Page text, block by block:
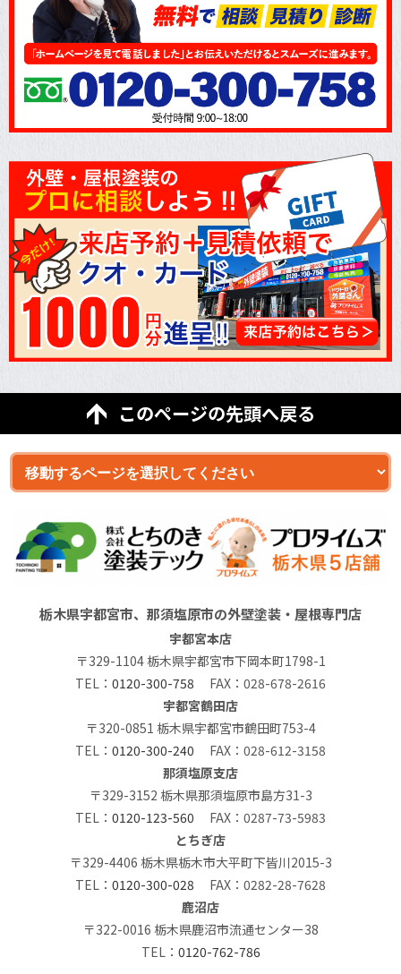
このページの先頭へ戻る
栃木県宇都宮市、那須塩原市の外壁塗装・屋根専門店
宇都宮本店
〒329-1104 栃木県宇都宮市下岡本町1798-1
TEL： 0120-300-758 FAX：028-678-2616
宇都宮鶴田店
〒320-0851 栃木県宇都宮市鶴田町753-4
TEL： 0120-300-240 FAX：028-612-3158
那須塩原支店
〒329-3152 栃木県那須塩原市島方31-3
TEL： 0120-123-560 FAX：0287-73-5983
とちぎ店
〒329-4406 栃木県栃木市大平町下皆川2015-3
TEL： 0120-300-028 FAX：0282-28-7628
鹿沼店
〒322-0016 栃木県鹿沼市流通センター38
TEL： 0120-762-786